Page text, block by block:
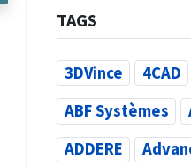
TAGS
3DVince 4CAD
ABF Systèmes
ADDERE